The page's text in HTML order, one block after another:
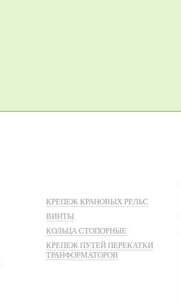
КРЕПЕЖ КРАНОВЫХ РЕЛЬС
ВИНТЫ
КОЛЬЦА СТОПОРНЫЕ
КРЕПЕЖ ПУТЕЙ ПЕРЕКАТКИ
ТРАНФОРМАТОРОВ